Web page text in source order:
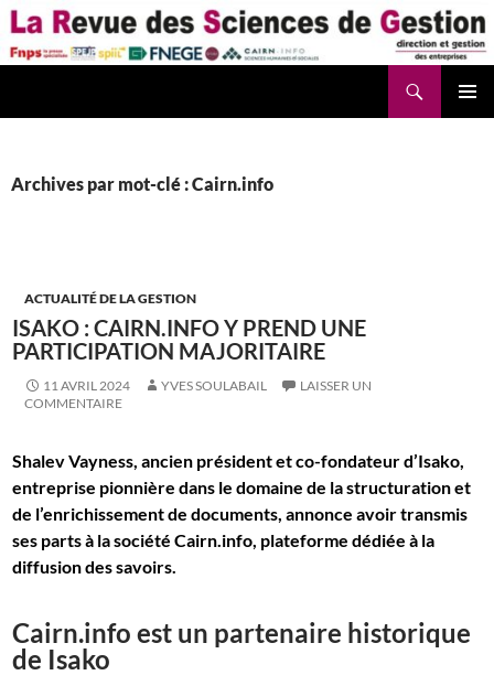
Aller
au
contenu
Archives par mot-clé : Cairn.info
ACTUALITÉ DE LA GESTION
ISAKO : CAIRN.INFO Y PREND UNE
PARTICIPATION MAJORITAIRE
11 AVRIL 2024 YVES SOULABAIL
LAISSER UN
COMMENTAIRE
Shalev Vayness, ancien président et co-fondateur d’Isako,
entreprise pionnière dans le domaine de la structuration et
de l’enrichissement de documents, annonce avoir transmis
ses parts à la société Cairn.info, plateforme dédiée à la
diffusion des savoirs.
Cairn.info est un partenaire historique
de Isako